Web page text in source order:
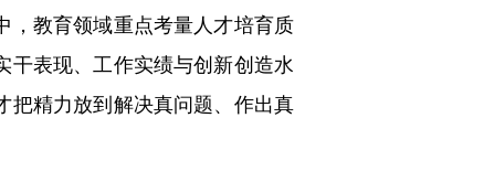
，教育领域重点考量人才培育质
干表现、工作实绩与创新创造水
把精力放到解决真问题、作出真